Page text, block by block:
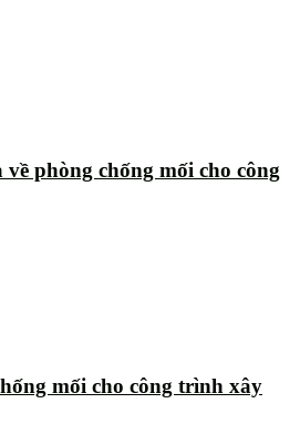
phòng chống mối cho công
mối cho công trình xây